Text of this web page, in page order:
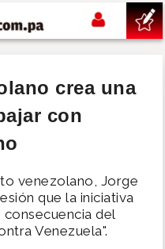
crea una
con
venezolano, Jorge
que la iniciativa
del
Venezuela".